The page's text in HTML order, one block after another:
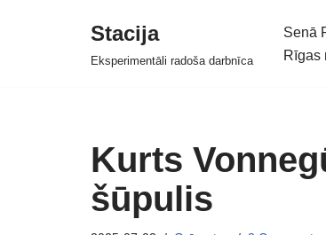
Stacija
Eksperimentāli radoša darbnīca
Senā
Rīgas
Kurts
šūpulis